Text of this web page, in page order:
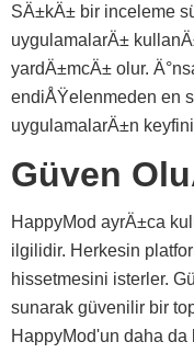
SÄ±kÄ± bir inceleme
uygulamalarÄ±
yardÄ±mcÄ± olur.
endiÅŸelenmeden en
uygulamalarÄ±n
Güven
HappyMod ayrÄ±ca
ilgilidir. Herkesin
hissetmesini isterler.
sunarak güvenilir bir
HappyMod'un daha